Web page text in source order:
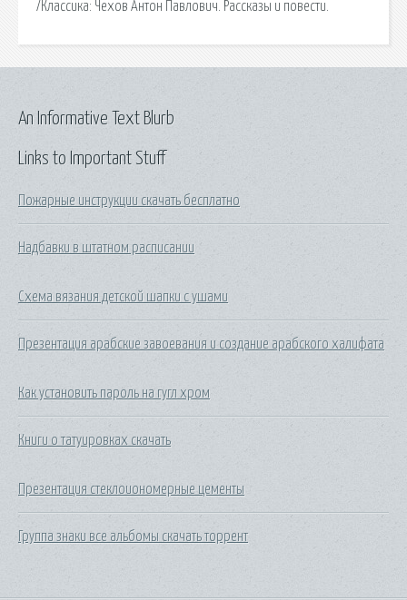
/Классика: Чехов Антон Павлович. Рассказы и повести.
Links to Important Stuff
Пожарные инструкции скачать бесплатно
Надбавки в штатном расписании
Схема вязания детской шапки с ушами
Презентация арабские завоевания и создание арабского халифата
Как установить пароль на гугл хром
Книги о татуировках скачать
Презентация стеклоиономерные цементы
Группа знаки все альбомы скачать торрент
An Informative Text Blurb